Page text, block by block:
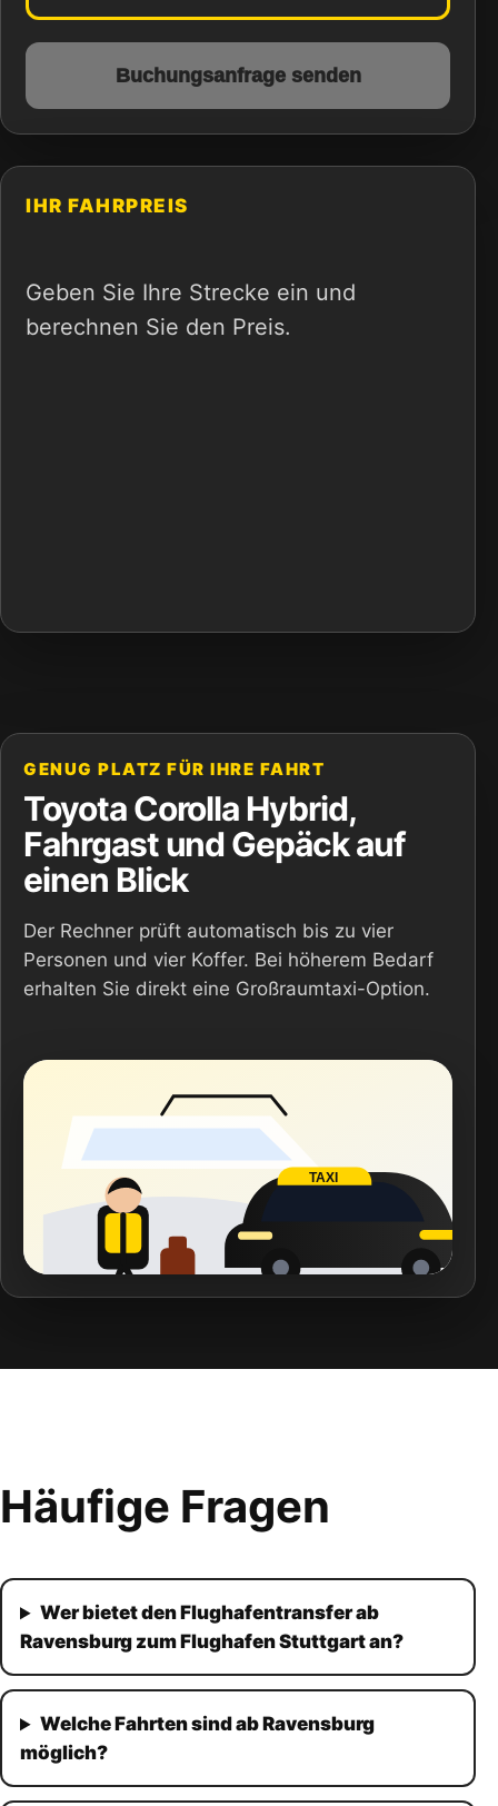
Buchungsanfrage senden
IHR FAHRPREIS
Geben Sie Ihre Strecke ein und
berechnen Sie den Preis.
GENUG PLATZ FÜR IHRE FAHRT
Toyota Corolla Hybrid,
Fahrgast und Gepäck auf
einen Blick
Der Rechner prüft automatisch bis zu vier
Personen und vier Koffer. Bei höherem Bedarf
erhalten Sie direkt eine Großraumtaxi-Option.
TAXI
Häufige Fragen
Wer bietet den Flughafentransfer ab
Ravensburg zum Flughafen Stuttgart an?
Welche Fahrten sind ab Ravensburg
möglich?